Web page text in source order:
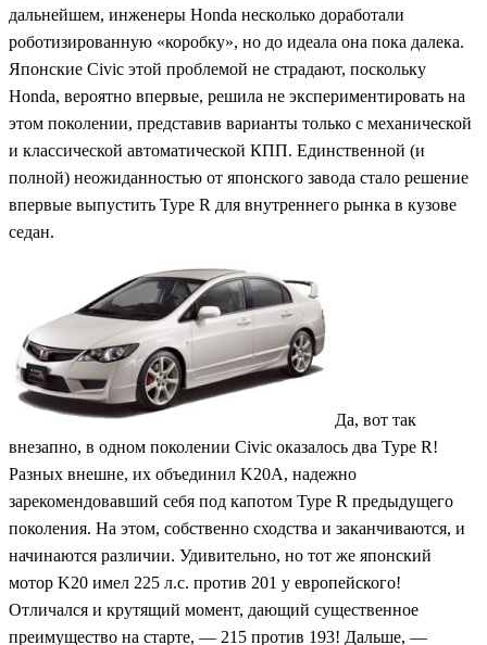
дальнейшем, инженеры Honda несколько доработали
роботизированную «коробку», но до идеала она пока далека.
Японские Civic этой проблемой не страдают, поскольку
Honda, вероятно впервые, решила не экспериментировать на
этом поколении, представив варианты только с механической
и классической автоматической КПП. Единственной (и
полной) неожиданностью от японского завода стало решение
впервые выпустить Type R для внутреннего рынка в кузове
седан.
Да, вот так
внезапно, в одном поколении Civic оказалось два Type R!
Разных внешне, их объединил K20A, надежно
зарекомендовавший себя под капотом Type R предыдущего
поколения. На этом, собственно сходства и заканчиваются, и
начинаются различии. Удивительно, но тот же японский
мотор K20 имел 225 л.с. против 201 у европейского!
Отличался и крутящий момент, дающий существенное
преимущество на старте, — 215 против 193! Дальше, —